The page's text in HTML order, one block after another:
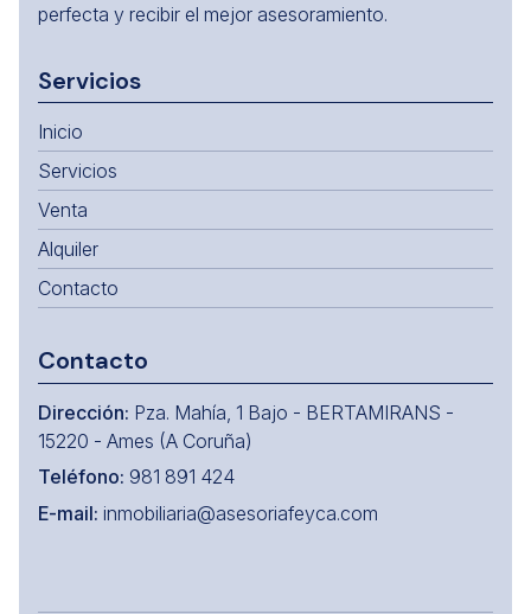
perfecta y recibir el mejor asesoramiento.
Servicios
Inicio
Servicios
Venta
Alquiler
Contacto
Contacto
Dirección: Pza. Mahía, 1 Bajo - BERTAMIRANS -
15220 - Ames (A Coruña)
Teléfono: 981 891 424
E-mail: inmobiliaria@asesoriafeyca.com